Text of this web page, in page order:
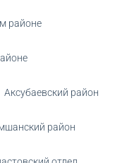
районе
Аксубаевский район
район